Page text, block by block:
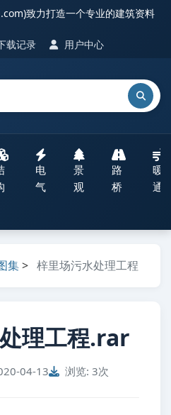
致力打造一个专业的建筑资料
载记录 用户中心
电
气
景
观
路
桥
暖
通
集> 梓里场污水处理工程
理工程.rar
04-13 浏览: 3次